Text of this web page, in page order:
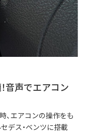
音声でエアコン
、エアコンの操作をも
デス・ベンツに搭載